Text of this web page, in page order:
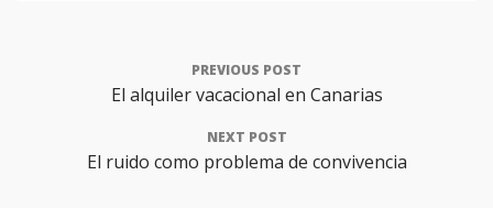
PREVIOUS POST
El alquiler vacacional en Canarias
NEXT POST
El ruido como problema de convivencia